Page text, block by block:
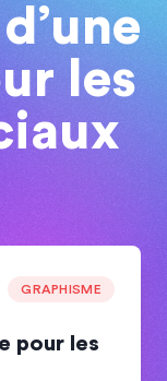
les
GRAPHISME
pour les